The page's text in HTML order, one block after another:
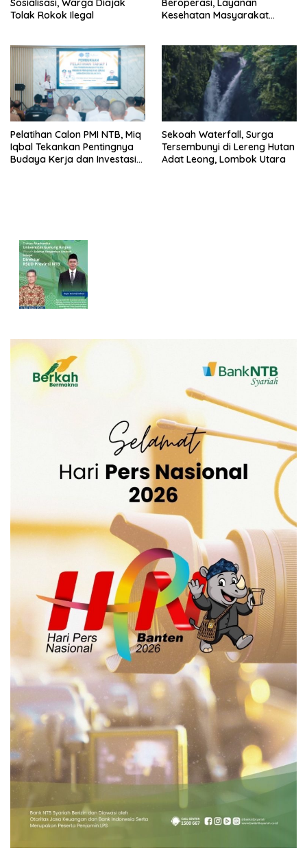
Sosialisasi, Warga Diajak
Tolak Rokok Ilegal
Beroperasi, Layanan
Kesehatan Masyarakat
Pelatihan Calon PMI NTB, Miq
Iqbal Tekankan Pentingnya
Budaya Kerja dan Investasi
Sekoah Waterfall, Surga
Tersembunyi di Lereng Hutan
Adat Leong, Lombok Utara